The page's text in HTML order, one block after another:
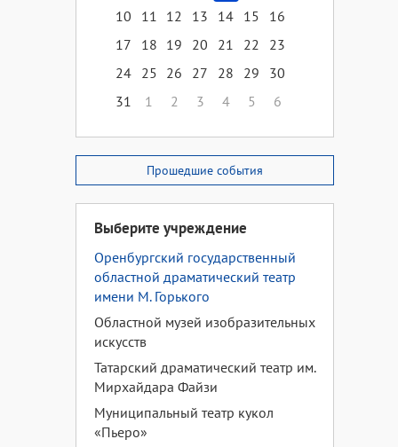
10
11 12 13 14 15
16
17
18 19 20 21 22
23
24 25 26 27 28 29
30
31
1 2 3 4 5 6
Прошедшие события
Выберите учреждение
Оренбургский государственный
областной драматический театр
имени М. Горького
Областной музей изобразительных
искусств
Татарский драматический театр им.
Мирхайдара Файзи
Муниципальный театр кукол
«Пьеро»